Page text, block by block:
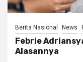
Berita Nasional News
Febrie
Alasannya